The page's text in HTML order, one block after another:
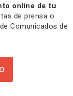
online de tu
de prensa o
Comunicados de